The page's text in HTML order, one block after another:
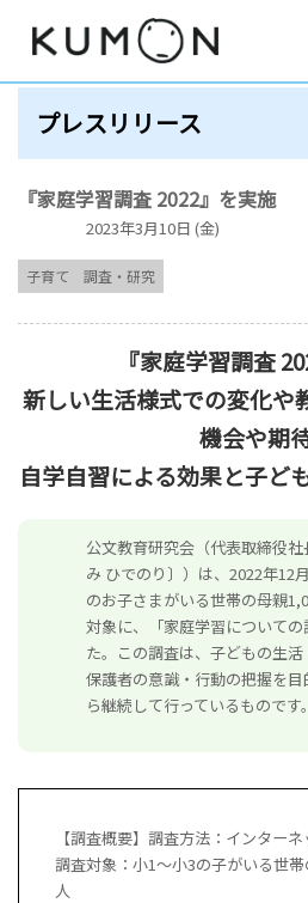
プレスリリース
『家庭学習調査 2022』を実施
2023年3月10日 (金)
子育て 調査・研究
『家庭学習調査
新しい生活様式での変化や
機会や期待
自学自習による効果と子ど
公文教育研究会（代表取締役
み ひでのり〕）は、2022年12
のお子さまがいる世帯の母親
対象に、「家庭学習について
た。この調査は、子どもの生
保護者の意識・行動の把握を
ら継続して行っているものです。
【調査概要】調査方法：インター
調査対象：小1～小3の子がいる世
人